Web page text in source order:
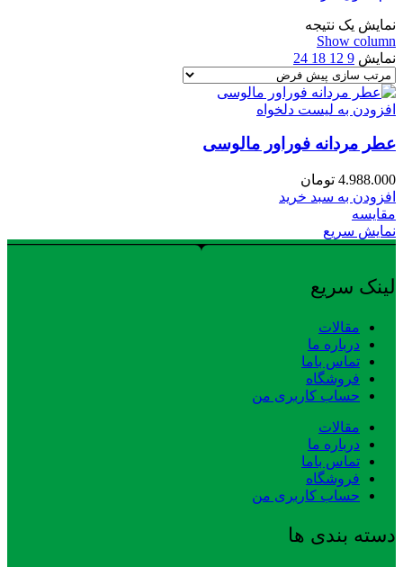
نمایش یک نتیجه
Show column
نمایش 9
12
18
24
افزودن به لیست دلخواه
عطر مردانه فوراور مالوسی
4.988.000 تومان
افزودن به سبد خرید
مقایسه
نمایش سریع
لینک سریع
مقالات
درباره ما
تماس باما
فروشگاه
حساب کاربری من
مقالات
درباره ما
تماس باما
فروشگاه
حساب کاربری من
دسته بندی ها